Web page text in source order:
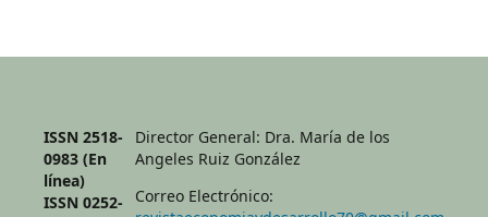
ISSN 2518-
0983 (En
línea)
ISSN 0252-
Director General: Dra. María de los
Angeles Ruiz González
Correo Electrónico: